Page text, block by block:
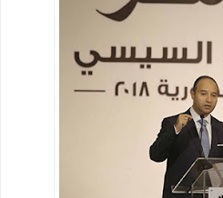
للتأكد من تطبيق قرارات حظر
إذا زادت الإصابات بفيروس كورونا
حريق مقر الزمالك
نفقة الدولة الجديد
علي صحتك وصحة جنينك